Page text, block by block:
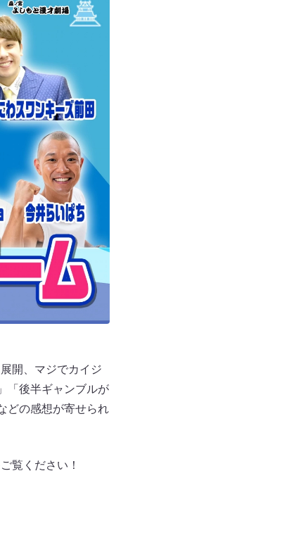
開、マジでカイジ
」「後半ギャンブルが
どの感想が寄せられ
覧ください！